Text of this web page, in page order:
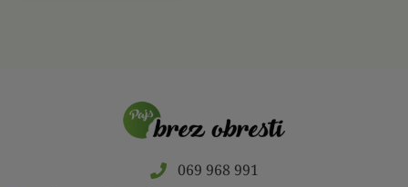
069 968 991